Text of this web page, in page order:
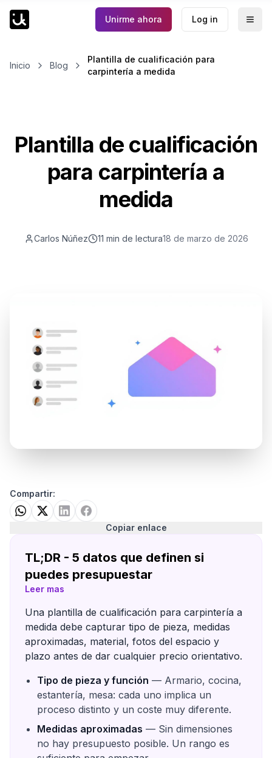
Unirme ahora Log in
Inicio Blog
Plantilla de cualificación para
carpintería a medida
Plantilla de cualificación
para carpintería a
medida
Carlos Núñez 11 min de lectura18 de marzo de 2026
Compartir:
Copiar enlace
TL;DR - 5 datos que definen si
puedes presupuestar
Leer mas
Una plantilla de cualificación para carpintería a
medida debe capturar tipo de pieza, medidas
aproximadas, material, fotos del espacio y
plazo antes de dar cualquier precio orientativo.
Tipo de pieza y función — Armario, cocina,
estantería, mesa: cada uno implica un
proceso distinto y un coste muy diferente.
Medidas aproximadas — Sin dimensiones
no hay presupuesto posible. Un rango es